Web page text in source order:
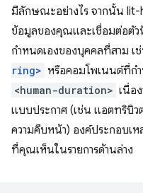
มีลักษณะอย่างไร จากนั้น lit-
ข้อมูลของคุณและเชื่อมต่อตั
กำหนดเองของบุคคลที่สาม เ
ring> หรือคอมโพเนนต์ที่กำ
<human-duration> เนื่อ
แบบประกาศ (เช่น แอตทริบิว
ความคืบหน้า) องค์ประกอบเ
ที่คุณเห็นในรายการด้านล่าง